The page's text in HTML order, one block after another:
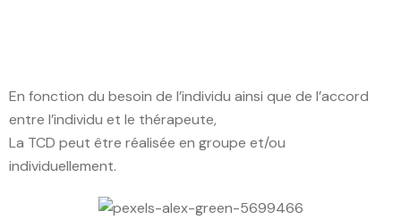
En fonction du besoin de l’individu ainsi que de l’accord
entre l’individu et le thérapeute,
La TCD peut être réalisée en groupe et/ou
individuellement.